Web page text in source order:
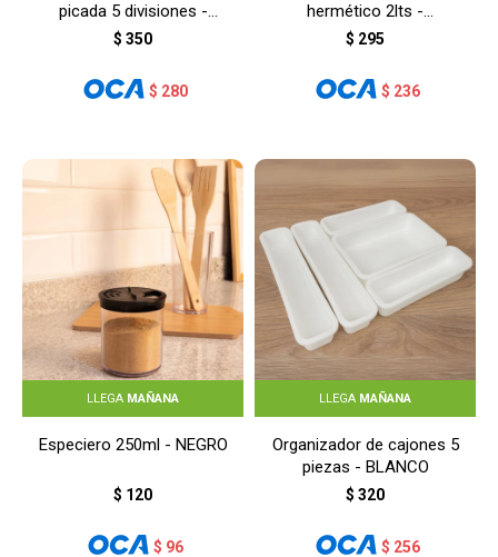
picada 5 divisiones -
MADERA
$ 350
$ 280
hermético 2lts -
TRANSPARENTE
$ 295
$ 236
LLEGA MAÑANA
Especiero 250ml - NEGRO
$ 120
$ 96
LLEGA MAÑANA
Organizador de cajones 5
piezas - BLANCO
$ 320
$ 256